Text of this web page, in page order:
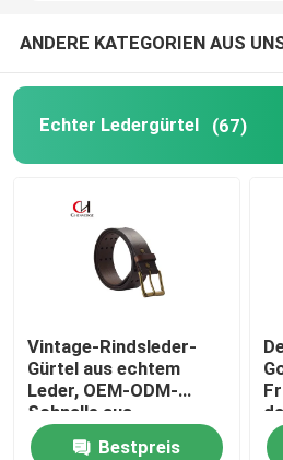
ANDERE KATEGORIEN AUS
Echter Ledergürtel (67)
Vintage-Rindsleder-
Gürtel aus echtem
Leder, OEM-ODM-
Schnalle aus
Zinklegierung
Bestpreis